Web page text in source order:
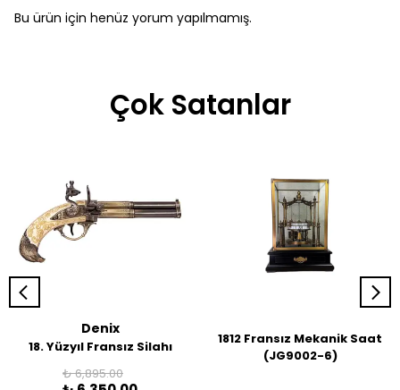
Bu ürün için henüz yorum yapılmamış.
Çok Satanlar
Denix
18. Yüzyıl Fransız Silahı
₺ 6,895.00
1812 Fransız Mekanik Saat
(JG9002-6)